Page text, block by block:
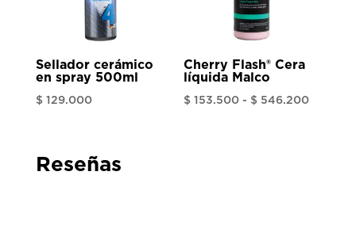
Sellador cerámico
en spray 500ml
$ 129.000
Cherry Flash® Cera
líquida Malco
$ 153.500 - $ 546.200Rango
Reseñas